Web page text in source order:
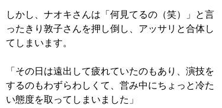
しかし、ナオキさんは「何見てるの（笑）」と言
ったきり敦子さんを押し倒し、アッサリと合体し
てしまいます。
「その日は遠出して疲れていたのもあり、演技を
するのもわずらわしくて、営み中にちょっと冷た
い態度を取ってしまいました」